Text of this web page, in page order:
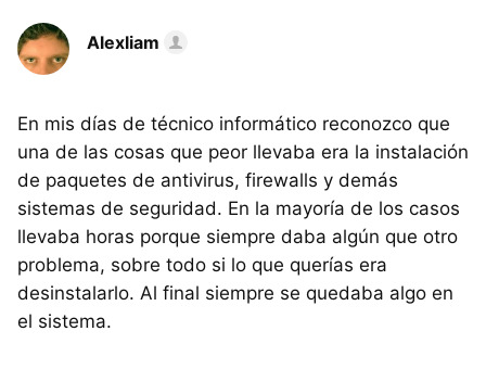
Alexliam
En mis días de técnico informático reconozco que
una de las cosas que peor llevaba era la instalación
de paquetes de antivirus, firewalls y demás
sistemas de seguridad. En la mayoría de los casos
llevaba horas porque siempre daba algún que otro
problema, sobre todo si lo que querías era
desinstalarlo. Al final siempre se quedaba algo en
el sistema.